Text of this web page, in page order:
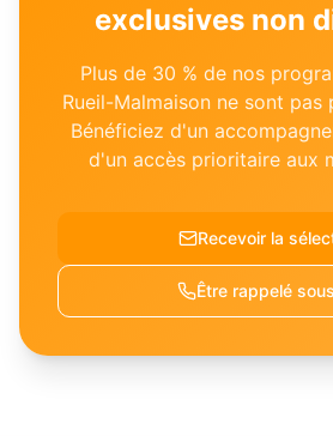
exclusives non
Plus de 30 % de nos
Rueil-Malmaison ne sont pas
Bénéficiez d'un
d'un accès prioritaire aux
Recevoir la
Être rappelé